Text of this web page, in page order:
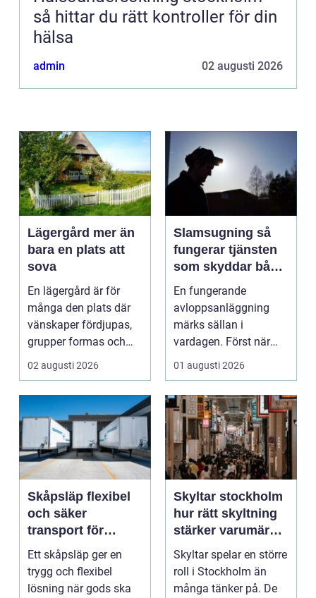
så hittar du rätt kontroller för din
hälsa
admin 02 augusti 2026
Lägergård mer än
bara en plats att
sova
En lägergård är för
många den plats där
vänskaper fördjupas,
grupper formas och
viktiga samtal får t...
02 augusti 2026
Slamsugning så
fungerar tjänsten
som skyddar både
hus och miljö
En fungerande
avloppsanläggning
märks sällan i
vardagen. Först när
brunnar svämmar över,
avlopp börj...
01 augusti 2026
Skåpsläp flexibel
och säker
transport för
företag och
privatpersoner
Ett skåpsläp ger en
trygg och flexibel
lösning när gods ska
Skyltar stockholm
hur rätt skyltning
stärker varumärket
i stadsmiljön
Skyltar spelar en större
roll i Stockholm än
många tänker på. De